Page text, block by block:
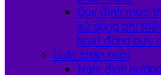
Quy định mức
sử dụng phí
hoạt động bưu
Luật chăn nuôi
Nghị định